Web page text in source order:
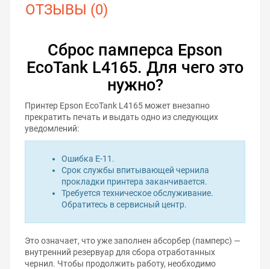
ОТЗЫВЫ (0)
Сброс памперса Epson
EcoTank L4165. Для чего это
нужно?
Принтер Epson EcoTank L4165 может внезапно
прекратить печать и выдать одно из следующих
уведомлений:
Ошибка E-11.
Срок службы впитывающей чернила
прокладки принтера заканчивается.
Требуется техническое обслуживание.
Обратитесь в сервисный центр.
Это означает, что уже заполнен абсорбер (памперс) —
внутренний резервуар для сбора отработанных
чернил. Чтобы продолжить работу, необходимо